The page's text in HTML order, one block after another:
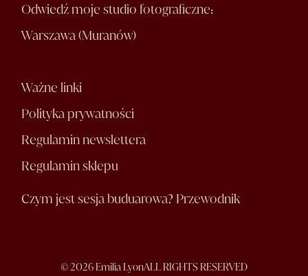
Odwiedź moje studio fotograficzne:
Warszawa (Muranów)
Ważne linki
Polityka prywatności
Regulamin newslettera
Regulamin sklepu
Czym jest sesja buduarowa? Przewodnik
© 2026 Emilia LyonALL RIGHTS RESERVED